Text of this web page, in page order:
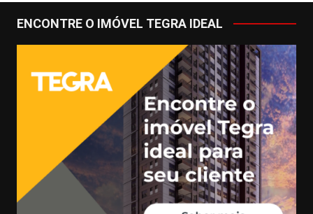
ENCONTRE O IMÓVEL TEGRA IDEAL